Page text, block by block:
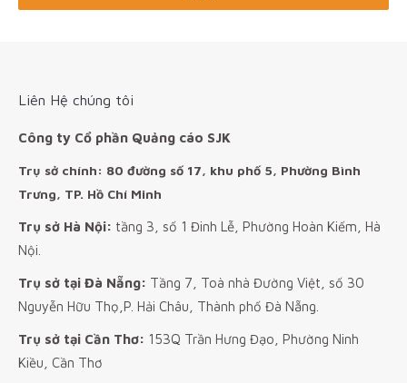
Liên Hệ chúng tôi
Công ty Cổ phần Quảng cáo SJK
Trụ sở chính: 80 đường số 17, khu phố 5, Phường Bình
Trưng, TP. Hồ Chí Minh
Trụ sở Hà Nội: tầng 3, số 1 Đinh Lễ, Phường Hoàn Kiếm, Hà
Nội.
Trụ sở tại Đà Nẵng: Tầng 7, Toà nhà Đường Việt, số 30
Nguyễn Hữu Thọ,P. Hải Châu, Thành phố Đà Nẵng.
Trụ sở tại Cần Thơ: 153Q Trần Hưng Đạo, Phường Ninh
Kiều, Cần Thơ